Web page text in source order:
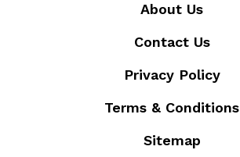
About Us
Contact Us
Privacy Policy
Terms & Conditions
Sitemap